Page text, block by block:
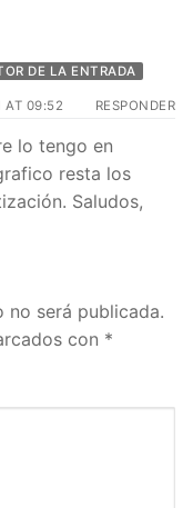
DE LA ENTRADA
AT 09:52 RESPONDER
lo tengo en
resta los
Saludos,
no será publicada.
con *